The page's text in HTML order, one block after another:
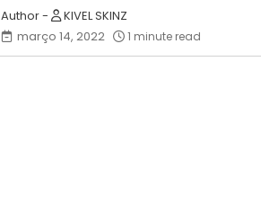
KIVEL SKINZ
março 14, 2022
1 minute read